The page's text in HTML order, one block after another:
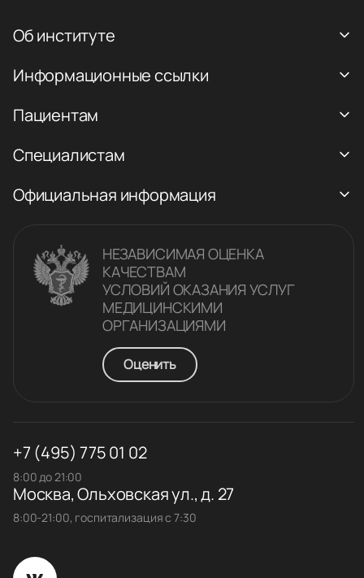
Об институте
Информационные ссылки
Пациентам
Специалистам
Официальная информация
НЕЗАВИСИМАЯ ОЦЕНКА
КАЧЕСТВАM
УСЛОВИЙ ОКАЗАНИЯ УСЛУГ
МЕДИЦИНСКИМИ
ОРГАНИЗАЦИЯМИ
Оценить
+7 (495) 775 01 02
8:00 до 21:00
Москва, Ольховская ул., д. 27
8:00-21:00, госпитализация с 7:30